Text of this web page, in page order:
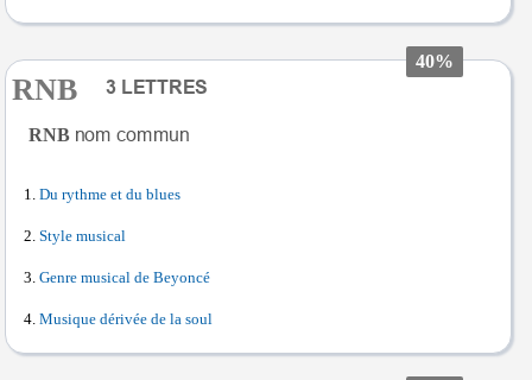
40%
RNB
RNB
Du rythme et du blues
Style musical
Genre musical de Beyoncé
Musique dérivée de la soul